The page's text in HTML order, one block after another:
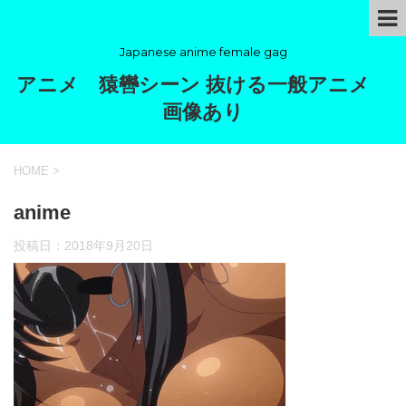
Japanese anime female gag
アニメ 猿轡シーン 抜ける一般アニメ
画像あり
HOME >
anime
投稿日： 2018年9月20日